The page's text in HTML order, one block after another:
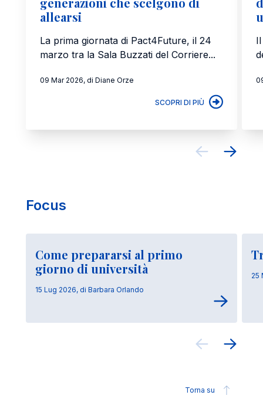
allearsi
La prima giornata di Pact4Future, il 24
marzo tra la Sala Buzzati del Corriere...
09 Mar 2026, di Diane Orze
SCOPRI DI PIÙ
Focus
Come prepararsi al primo
giorno di università
15 Lug 2026, di Barbara Orlando
25
Torna su